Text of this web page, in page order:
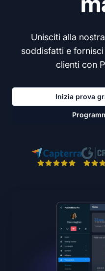
Unisciti alla
soddisfatti e
clienti con
Inizia prova